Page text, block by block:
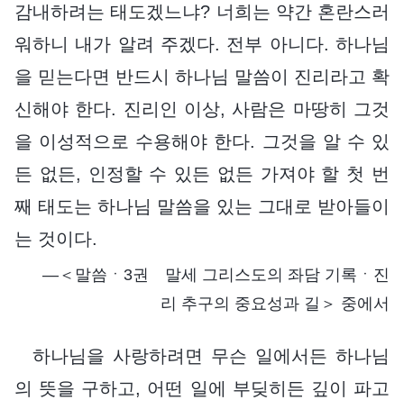
감내하려는 태도겠느냐? 너희는 약간 혼란스러
워하니 내가 알려 주겠다. 전부 아니다. 하나님
을 믿는다면 반드시 하나님 말씀이 진리라고 확
신해야 한다. 진리인 이상, 사람은 마땅히 그것
을 이성적으로 수용해야 한다. 그것을 알 수 있
든 없든, 인정할 수 있든 없든 가져야 할 첫 번
째 태도는 하나님 말씀을 있는 그대로 받아들이
는 것이다.
―＜말씀ㆍ3권 말세 그리스도의 좌담 기록ㆍ진
리 추구의 중요성과 길＞ 중에서
하나님을 사랑하려면 무슨 일에서든 하나님
의 뜻을 구하고, 어떤 일에 부딪히든 깊이 파고